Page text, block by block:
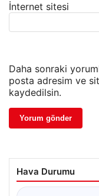
İnternet sitesi
Daha sonraki
posta adresim ve
kaydedilsin.
Hava Durumu